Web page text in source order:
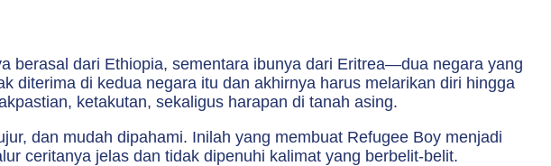
berasal dari Ethiopia, sementara ibunya dari Eritrea—dua negara yang
diterima di kedua negara itu dan akhirnya harus melarikan diri hingga
ketakutan, sekaligus harapan di tanah asing.
dan mudah dipahami. Inilah yang membuat Refugee Boy menjadi
ceritanya jelas dan tidak dipenuhi kalimat yang berbelit-belit.